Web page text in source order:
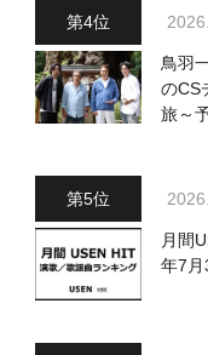
鳥羽
のCS
旅～
月間
年7月